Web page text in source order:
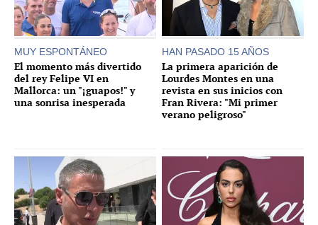
MUY ESPONTÁNEO
El momento más divertido
del rey Felipe VI en
Mallorca: un "¡guapos!" y
una sonrisa inesperada
HAN PASADO 15 AÑOS
La primera aparición de
Lourdes Montes en una
revista en sus inicios con
Fran Rivera: "Mi primer
verano peligroso"